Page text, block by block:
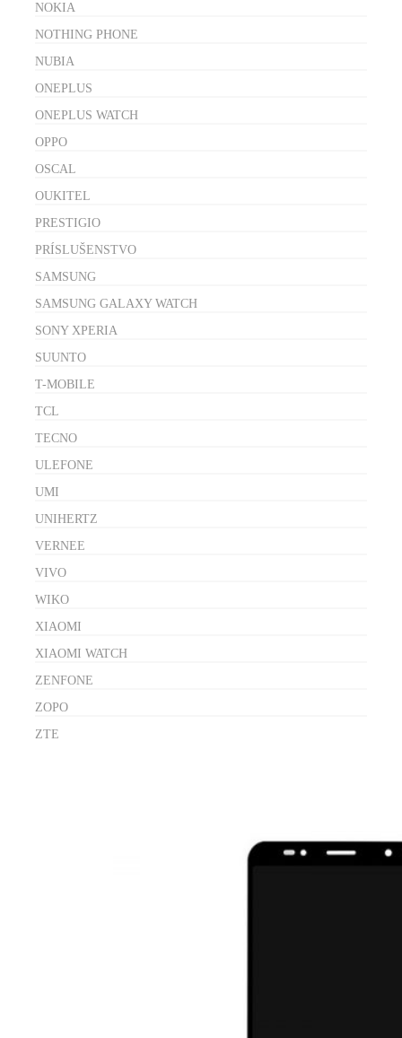
NOKIA
NOTHING PHONE
NUBIA
ONEPLUS
ONEPLUS WATCH
OPPO
OSCAL
OUKITEL
PRESTIGIO
PRÍSLUŠENSTVO
SAMSUNG
SAMSUNG GALAXY WATCH
SONY XPERIA
SUUNTO
T-MOBILE
TCL
TECNO
ULEFONE
UMI
UNIHERTZ
VERNEE
VIVO
WIKO
XIAOMI
XIAOMI WATCH
ZENFONE
ZOPO
ZTE